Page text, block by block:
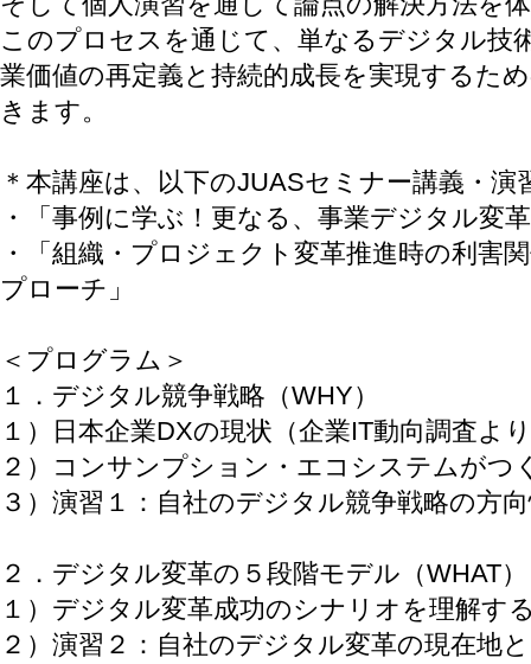
このプロセスを通じて、単なるデジタル技
業価値の再定義と持続的成長を実現するた
きます。
＊本講座は、以下のJUASセミナー講義・
・「事例に学ぶ！更なる、事業デジタル変
・「組織・プロジェクト変革推進時の利害
プローチ」
＜プログラム＞
１．デジタル競争戦略（WHY）
１）日本企業DXの現状（企業IT動向調査よ
２）コンサンプション・エコシステムがつ
３）演習１：自社のデジタル競争戦略の方
２．デジタル変革の５段階モデル（WHAT）
１）デジタル変革成功のシナリオを理解す
２）演習２：自社のデジタル変革の現在地